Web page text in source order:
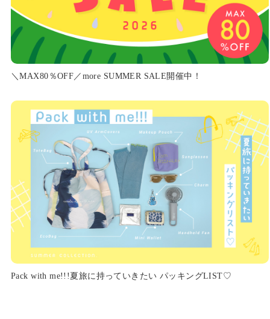
＼MAX80％OFF／more SUMMER SALE開催中！
Pack with me!!!夏旅に持っていきたい パッキングLIST♡